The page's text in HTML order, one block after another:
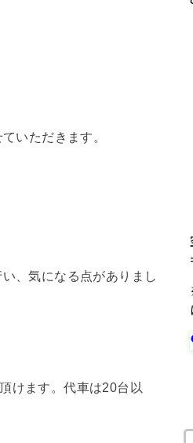
いただきます。
、気になる点がありまし
けます。代車は20台以